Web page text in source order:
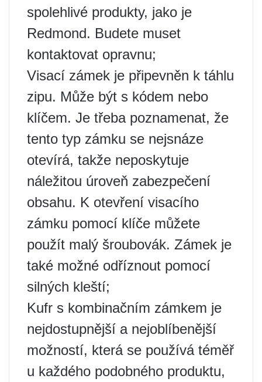
spolehlivé produkty, jako je
Redmond. Budete muset
kontaktovat opravnu;
Visací zámek je připevněn k táhlu
zipu. Může být s kódem nebo
klíčem. Je třeba poznamenat, že
tento typ zámku se nejsnáze
otevírá, takže neposkytuje
náležitou úroveň zabezpečení
obsahu. K otevření visacího
zámku pomocí klíče můžete
použít malý šroubovák. Zámek je
také možné odříznout pomocí
silných kleští;
Kufr s kombinačním zámkem je
nejdostupnější a nejoblíbenější
možností, která se používá téměř
u každého podobného produktu,